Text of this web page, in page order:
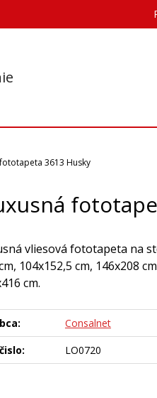
3613 Husky
vliesová fototapeta na
104x152,5 cm, 146x208
cm.
Consalnet
LO0720